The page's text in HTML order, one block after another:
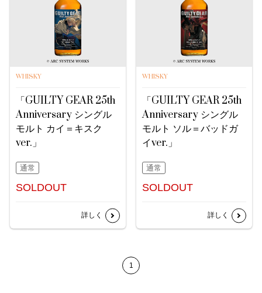
WHISKY
「GUILTY GEAR 25th
Anniversary シングル
モルト カイ＝キスク
ver.」
通常
SOLDOUT
詳しく
WHISKY
「GUILTY GEAR 25th
Anniversary シングル
モルト ソル＝バッドガ
イver.」
通常
SOLDOUT
詳しく
1